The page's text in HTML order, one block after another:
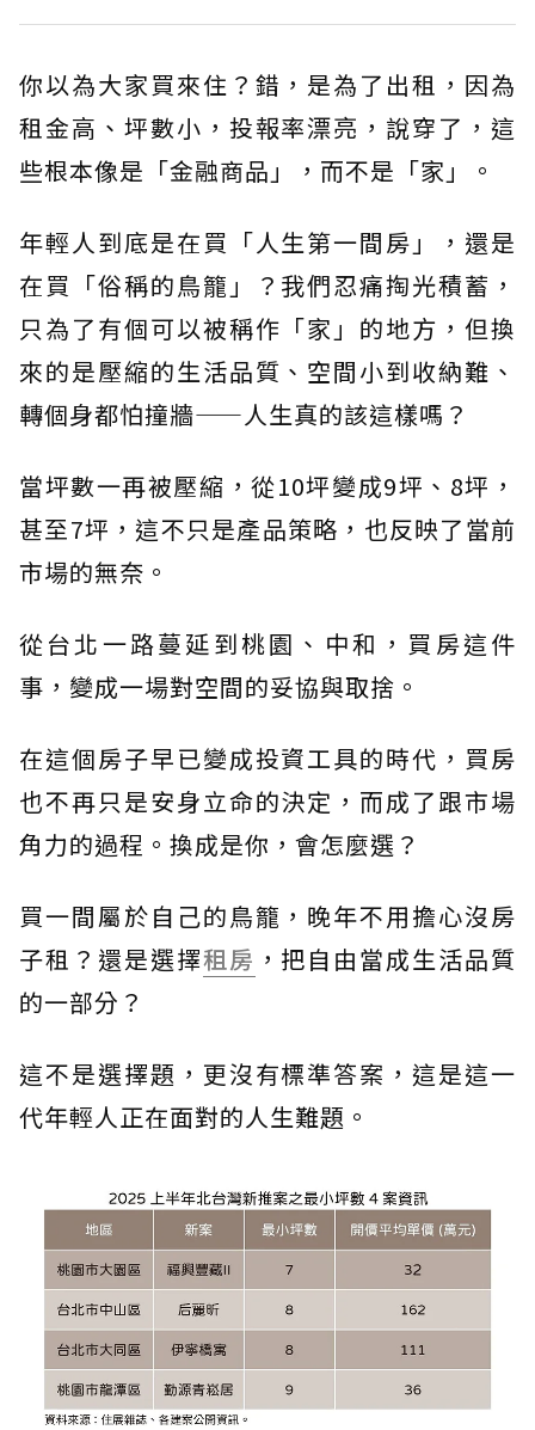
你以為大家買來住？錯，是為了出租，因為
租金高、坪數小，投報率漂亮，說穿了，這
些根本像是「金融商品」，而不是「家」。
年輕人到底是在買「人生第一間房」，還是
在買「俗稱的鳥籠」？我們忍痛掏光積蓄，
只為了有個可以被稱作「家」的地方，但換
來的是壓縮的生活品質、空間小到收納難、
轉個身都怕撞牆——人生真的該這樣嗎？
當坪數一再被壓縮，從10坪變成9坪、8坪，
甚至7坪，這不只是產品策略，也反映了當前
市場的無奈。
從台北一路蔓延到桃園、中和，買房這件
事，變成一場對空間的妥協與取捨。
在這個房子早已變成投資工具的時代，買房
也不再只是安身立命的決定，而成了跟市場
角力的過程。換成是你，會怎麼選？
買一間屬於自己的鳥籠，晚年不用擔心沒房
子租？還是選擇租房 ，把自由當成生活品質
的一部分？
這不是選擇題，更沒有標準答案，這是這一
代年輕人正在面對的人生難題。